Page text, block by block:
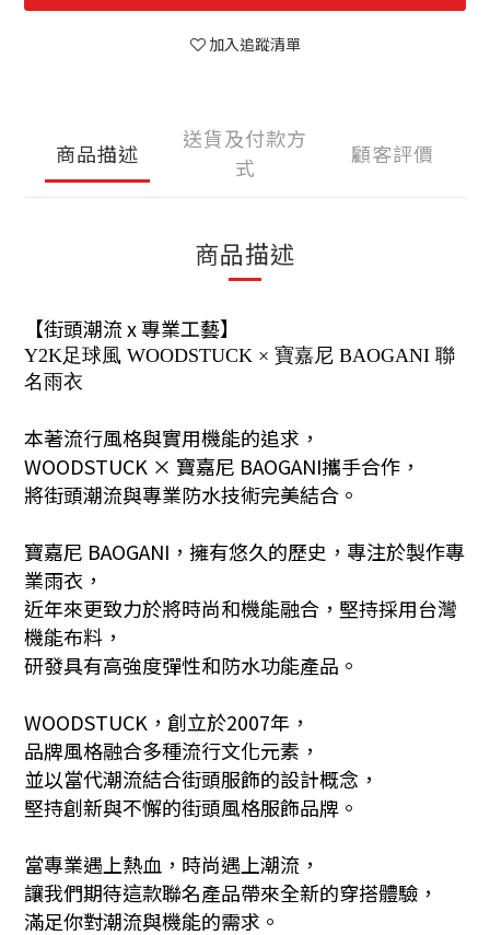
加入追蹤清單
商品描述
送貨及付款方
式
顧客評價
商品描述
【街頭潮流 x 專業工藝】
Y2K足球風 WOODSTUCK × 寶嘉尼 BAOGANI 聯
名雨衣
本著流行風格與實用機能的追求，
WOODSTUCK × 寶嘉尼 BAOGANI攜手合作，
將街頭潮流與專業防水技術完美結合。
寶嘉尼 BAOGANI，擁有悠久的歷史，專注於製作專
業雨衣，
近年來更致力於將時尚和機能融合，堅持採用台灣
機能布料，
研發具有高強度彈性和防水功能產品。
WOODSTUCK，創立於2007年，
品牌風格融合多種流行文化元素，
並以當代潮流結合街頭服飾的設計概念，
堅持創新與不懈的街頭風格服飾品牌。
當專業遇上熱血，時尚遇上潮流，
讓我們期待這款聯名產品帶來全新的穿搭體驗，
滿足你對潮流與機能的需求。